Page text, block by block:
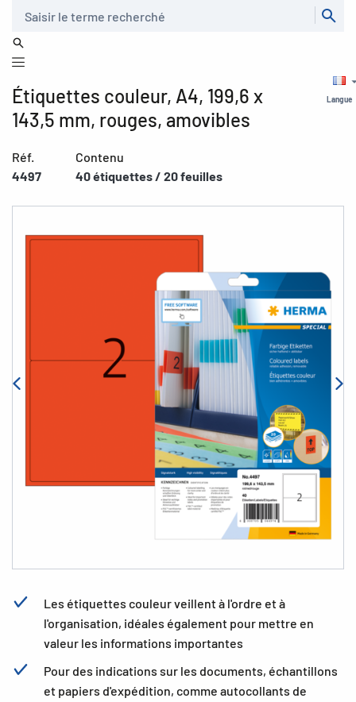
Langue
Étiquettes couleur, A4, 199,6 x
143,5 mm, rouges, amovibles
Réf.
4497
Contenu
40 étiquettes / 20 feuilles
Les étiquettes couleur veillent à l'ordre et à
l'organisation, idéales également pour mettre en
valeur les informations importantes
Pour des indications sur les documents, échantillons
et papiers d'expédition, comme autocollants de